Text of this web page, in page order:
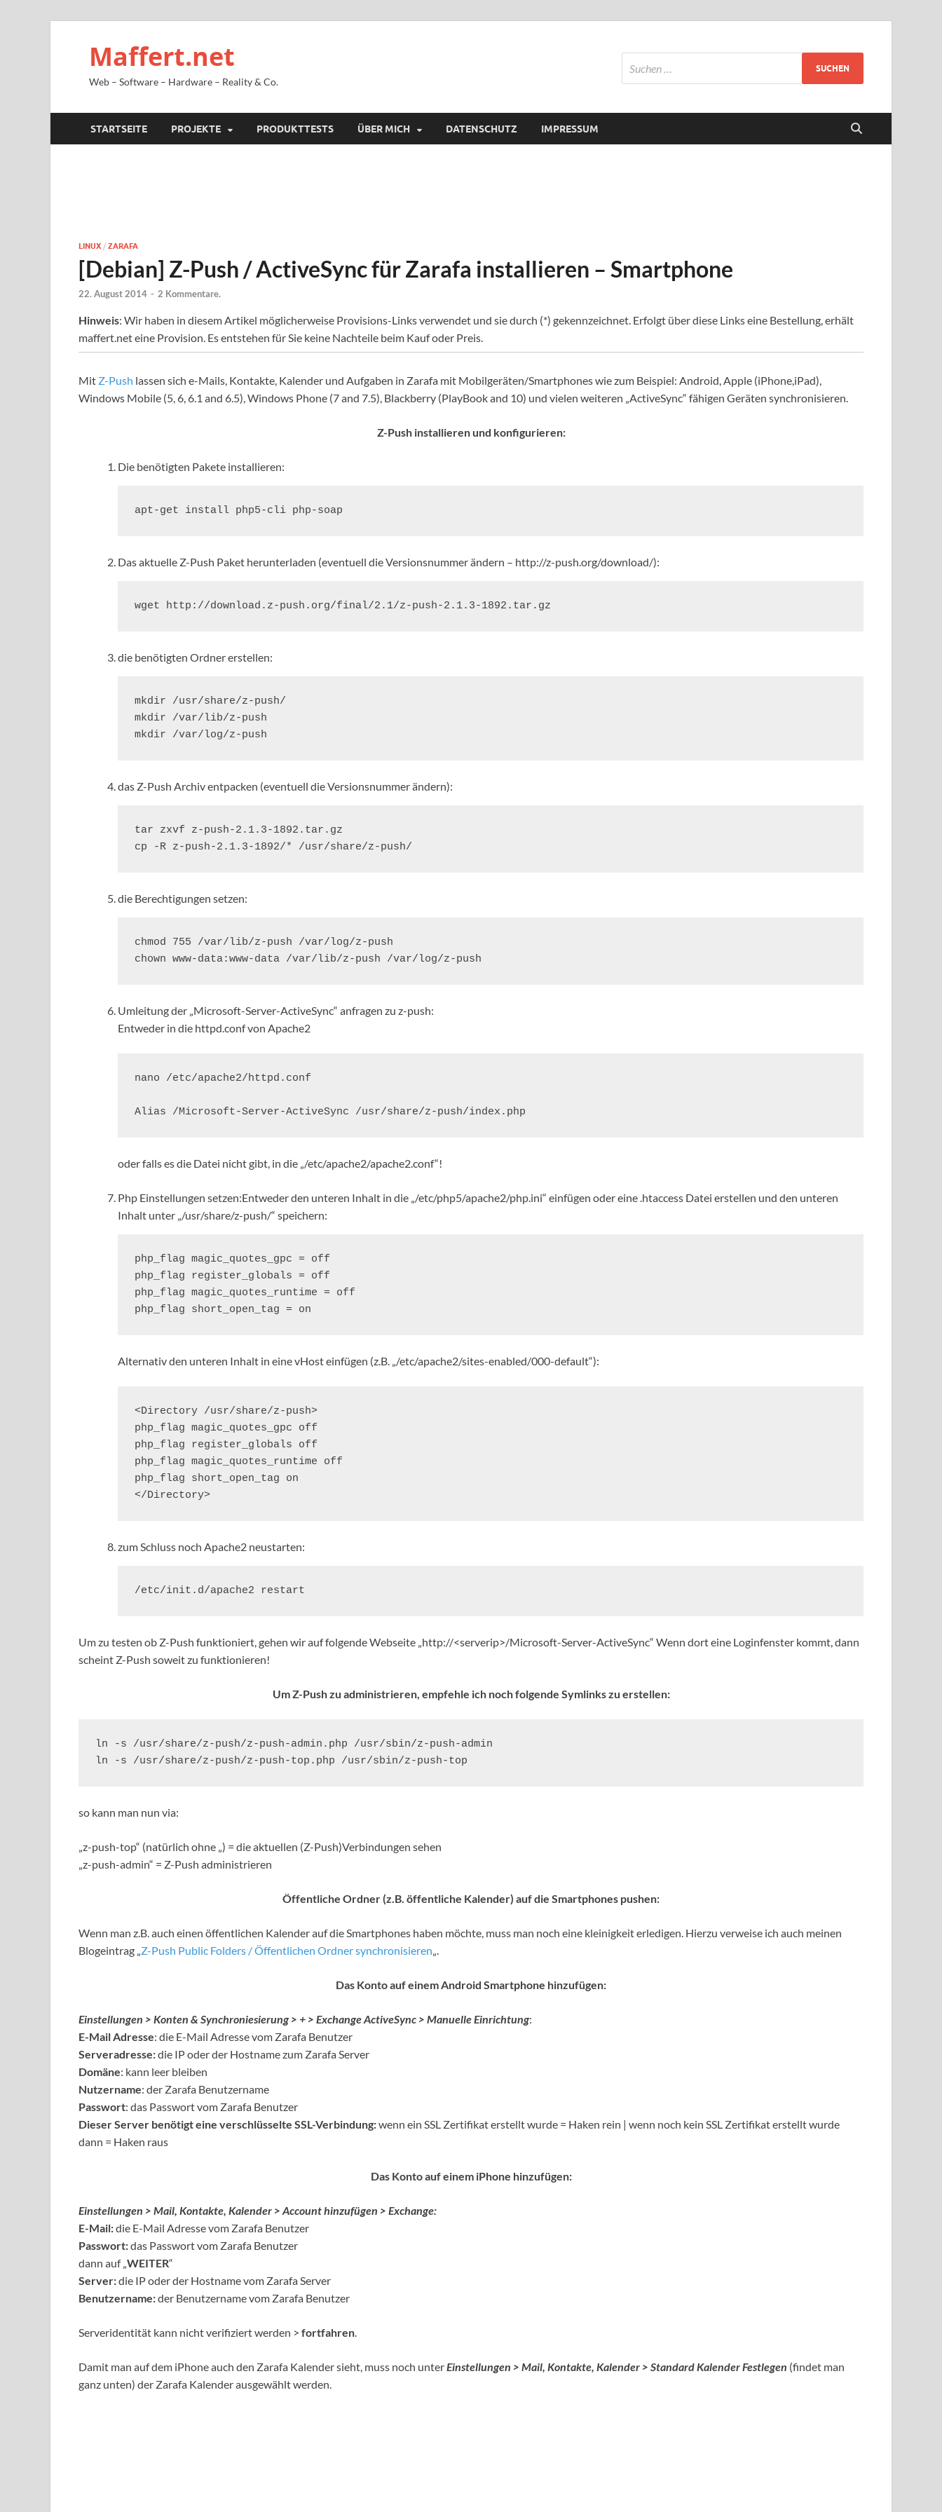
Maffert.net
Web – Software – Hardware – Reality & Co.
STARTSEITE PROJEKTE PRODUKTTESTS ÜBER MICH DATENSCHUTZ IMPRESSUM
LINUX / ZARAFA
[Debian] Z-Push / ActiveSync für Zarafa installieren – Smartphone
22. August 2014 - 2 Kommentare.
Hinweis: Wir haben in diesem Artikel möglicherweise Provisions-Links verwendet und sie durch (*) gekennzeichnet. Erfolgt über diese Links eine Bestellung, erhält
maffert.net eine Provision. Es entstehen für Sie keine Nachteile beim Kauf oder Preis.
Mit Z-Push lassen sich e-Mails, Kontakte, Kalender und Aufgaben in Zarafa mit Mobilgeräten/Smartphones wie zum Beispiel: Android, Apple (iPhone,iPad),
Windows Mobile (5, 6, 6.1 and 6.5), Windows Phone (7 and 7.5), Blackberry (PlayBook and 10) und vielen weiteren „ActiveSync“ fähigen Geräten synchronisieren.
Z-Push installieren und konfigurieren:
Die benötigten Pakete installieren:
Das aktuelle Z-Push Paket herunterladen (eventuell die Versionsnummer ändern – http://z-push.org/download/):
wget http://download.z-push.org/final/2.1/z-push-2.1.3-1892.tar.gz
die benötigten Ordner erstellen:
mkdir /usr/share/z-push/
mkdir /var/lib/z-push
mkdir /var/log/z-push
das Z-Push Archiv entpacken (eventuell die Versionsnummer ändern):
tar zxvf z-push-2.1.3-1892.tar.gz
cp -R z-push-2.1.3-1892/* /usr/share/z-push/
die Berechtigungen setzen:
chmod 755 /var/lib/z-push /var/log/z-push
chown www-data:www-data /var/lib/z-push /var/log/z-push
Umleitung der „Microsoft-Server-ActiveSync“ anfragen zu z-push:
Entweder in die httpd.conf von Apache2
nano /etc/apache2/httpd.conf
Alias /Microsoft-Server-ActiveSync /usr/share/z-push/index.php
oder falls es die Datei nicht gibt, in die „/etc/apache2/apache2.conf“!
Php Einstellungen setzen:Entweder den unteren Inhalt in die „/etc/php5/apache2/php.ini“ einfügen oder eine .htaccess Datei erstellen und den unteren
Inhalt unter „/usr/share/z-push/“ speichern:
php_flag magic_quotes_gpc = off
php_flag register_globals = off
php_flag magic_quotes_runtime = off
php_flag short_open_tag = on
Alternativ den unteren Inhalt in eine vHost einfügen (z.B. „/etc/apache2/sites-enabled/000-default“):
<Directory /usr/share/z-push>
php_flag magic_quotes_gpc off
php_flag register_globals off
php_flag magic_quotes_runtime off
php_flag short_open_tag on
</Directory>
zum Schluss noch Apache2 neustarten:
/etc/init.d/apache2 restart
Um zu testen ob Z-Push funktioniert, gehen wir auf folgende Webseite „http://<serverip>/Microsoft-Server-ActiveSync“ Wenn dort eine Loginfenster kommt, dann
scheint Z-Push soweit zu funktionieren!
Um Z-Push zu administrieren, empfehle ich noch folgende Symlinks zu erstellen:
ln -s /usr/share/z-push/z-push-admin.php /usr/sbin/z-push-admin
ln -s /usr/share/z-push/z-push-top.php /usr/sbin/z-push-top
so kann man nun via:
„z-push-top“ (natürlich ohne „) = die aktuellen (Z-Push)Verbindungen sehen
„z-push-admin“ = Z-Push administrieren
Öffentliche Ordner (z.B. öffentliche Kalender) auf die Smartphones pushen:
Wenn man z.B. auch einen öffentlichen Kalender auf die Smartphones haben möchte, muss man noch eine kleinigkeit erledigen. Hierzu verweise ich auch meinen
Blogeintrag „Z-Push Public Folders / Öffentlichen Ordner synchronisieren„.
Das Konto auf einem Android Smartphone hinzufügen:
Einstellungen > Konten & Synchroniesierung > + > Exchange ActiveSync > Manuelle Einrichtung:
E-Mail Adresse: die E-Mail Adresse vom Zarafa Benutzer
Serveradresse:die IP oder der Hostname zum Zarafa Server
Domäne: kann leer bleiben
Nutzername: der Zarafa Benutzername
Passwort: das Passwort vom Zarafa Benutzer
Dieser Server benötigt eine verschlüsselte SSL-Verbindung:wenn ein SSL Zertifikat erstellt wurde = Haken rein | wenn noch kein SSL Zertifikat erstellt wurde
dann = Haken raus
Das Konto auf einem iPhone hinzufügen:
Einstellungen > Mail, Kontakte, Kalender > Account hinzufügen > Exchange:
E-Mail:die E-Mail Adresse vom Zarafa Benutzer
Passwort:das Passwort vom Zarafa Benutzer
dann auf „WEITER“
Server:die IP oder der Hostname vom Zarafa Server
Benutzername:der Benutzername vom Zarafa Benutzer
Serveridentität kann nicht verifiziert werden > fortfahren.
Damit man auf dem iPhone auch den Zarafa Kalender sieht, muss noch unterEinstellungen > Mail, Kontakte, Kalender > Standard Kalender Festlegen (findet man
ganz unten) der Zarafa Kalender ausgewählt werden.